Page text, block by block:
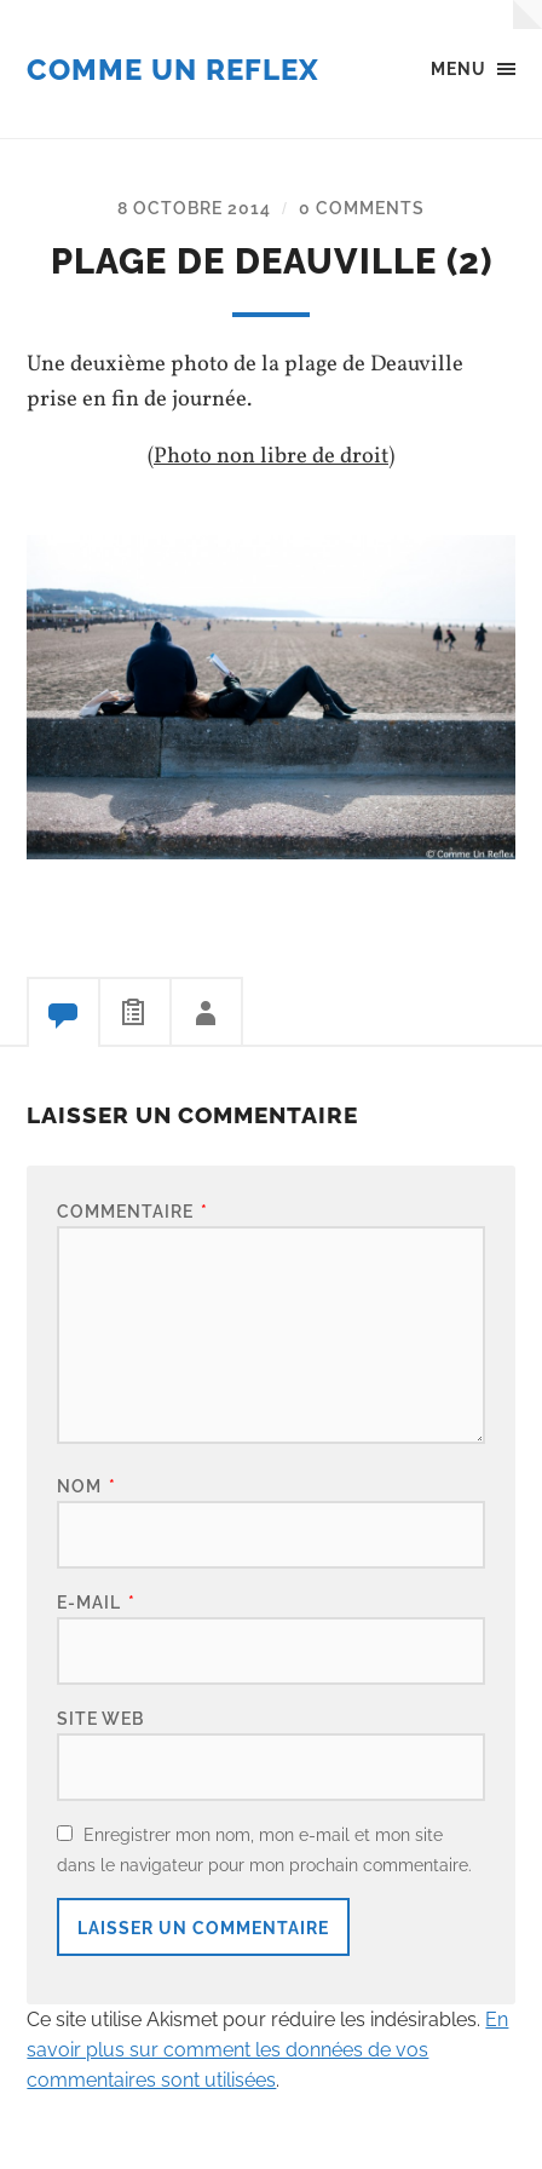
MENU
COMME UN REFLEX
8 OCTOBRE 2014 / 0 COMMENTS
PLAGE DE DEAUVILLE (2)
Une deuxième photo de la plage de Deauville
prise en fin de journée.
(Photo non libre de droit)
LAISSER UN COMMENTAIRE
COMMENTAIRE *
NOM *
E-MAIL *
SITE WEB
Enregistrer mon nom, mon e-mail et mon site
dans le navigateur pour mon prochain commentaire.
Ce site utilise Akismet pour réduire les indésirables. En
savoir plus sur comment les données de vos
commentaires sont utilisées.